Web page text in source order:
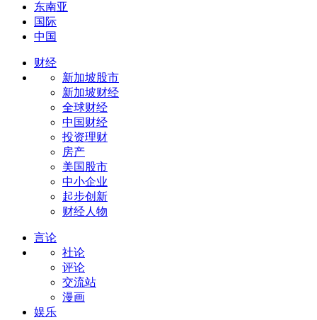
东南亚
国际
中国
财经
新加坡股市
新加坡财经
全球财经
中国财经
投资理财
房产
美国股市
中小企业
起步创新
财经人物
言论
社论
评论
交流站
漫画
娱乐